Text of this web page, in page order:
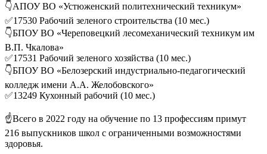
👇АПОУ ВО «Устюженский политехнический техникум»
✅17530 Рабочий зеленого строительства (10 мес.)
👇БПОУ ВО «Череповецкий лесомеханический техникум им
В.П. Чкалова»
✅17531 Рабочий зеленого хозяйства (10 мес.)
👇БПОУ ВО «Белозерский индустриально-педагогический
колледж имени А.А. Желобовского»
✅13249 Кухонный рабочий (10 мес.)
☝️Всего в 2022 году на обучение по 13 профессиям примут
216 выпускников школ с ограниченными возможностями
здоровья.